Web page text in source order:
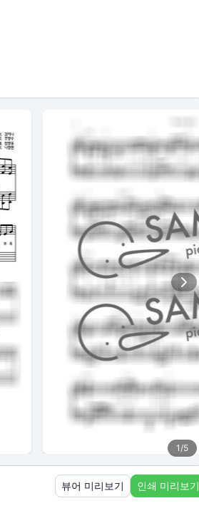
1/5
뷰어 미리보기 인쇄 미리보기